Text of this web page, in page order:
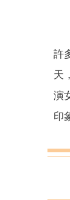
許
天
演
印